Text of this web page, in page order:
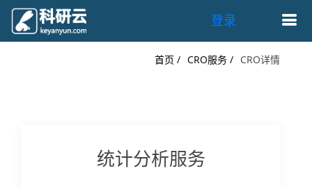
登录
首页 / CRO服务 / CRO详情
统计分析服务